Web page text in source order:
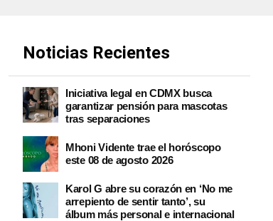
Noticias Recientes
Iniciativa legal en CDMX busca
garantizar pensión para mascotas
tras separaciones
Mhoni Vidente trae el horóscopo
este 08 de agosto 2026
Karol G abre su corazón en ‘No me
arrepiento de sentir tanto’, su
álbum más personal e internacional